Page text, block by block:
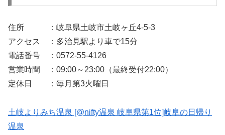
住所 ：岐阜県土岐市土岐ヶ丘4-5-3
アクセス ：多治見駅より車で15分
電話番号 ：0572-55-4126
営業時間 ：09:00～23:00（最終受付22:00）
定休日 ：毎月第3火曜日
土岐よりみち温泉 [@nifty温泉 岐阜県第1位]岐阜の日帰り
温泉